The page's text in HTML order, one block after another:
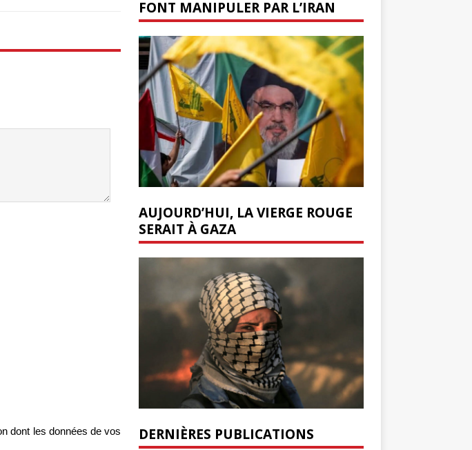
dont les données de vos
FONT MANIPULER PAR L’IRAN
AUJOURD’HUI, LA VIERGE ROUGE
SERAIT À GAZA
DERNIÈRES PUBLICATIONS